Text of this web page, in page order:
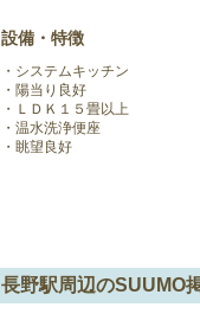
設備・特徴
システムキッチン
陽当り良好
ＬＤＫ１５畳以上
温水洗浄便座
眺望良好
長野駅周辺のSUUMO